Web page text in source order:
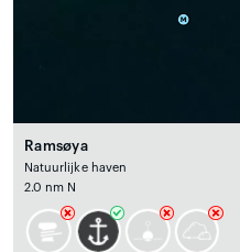
Ramsøya
Natuurlijke haven
2.0 nm N